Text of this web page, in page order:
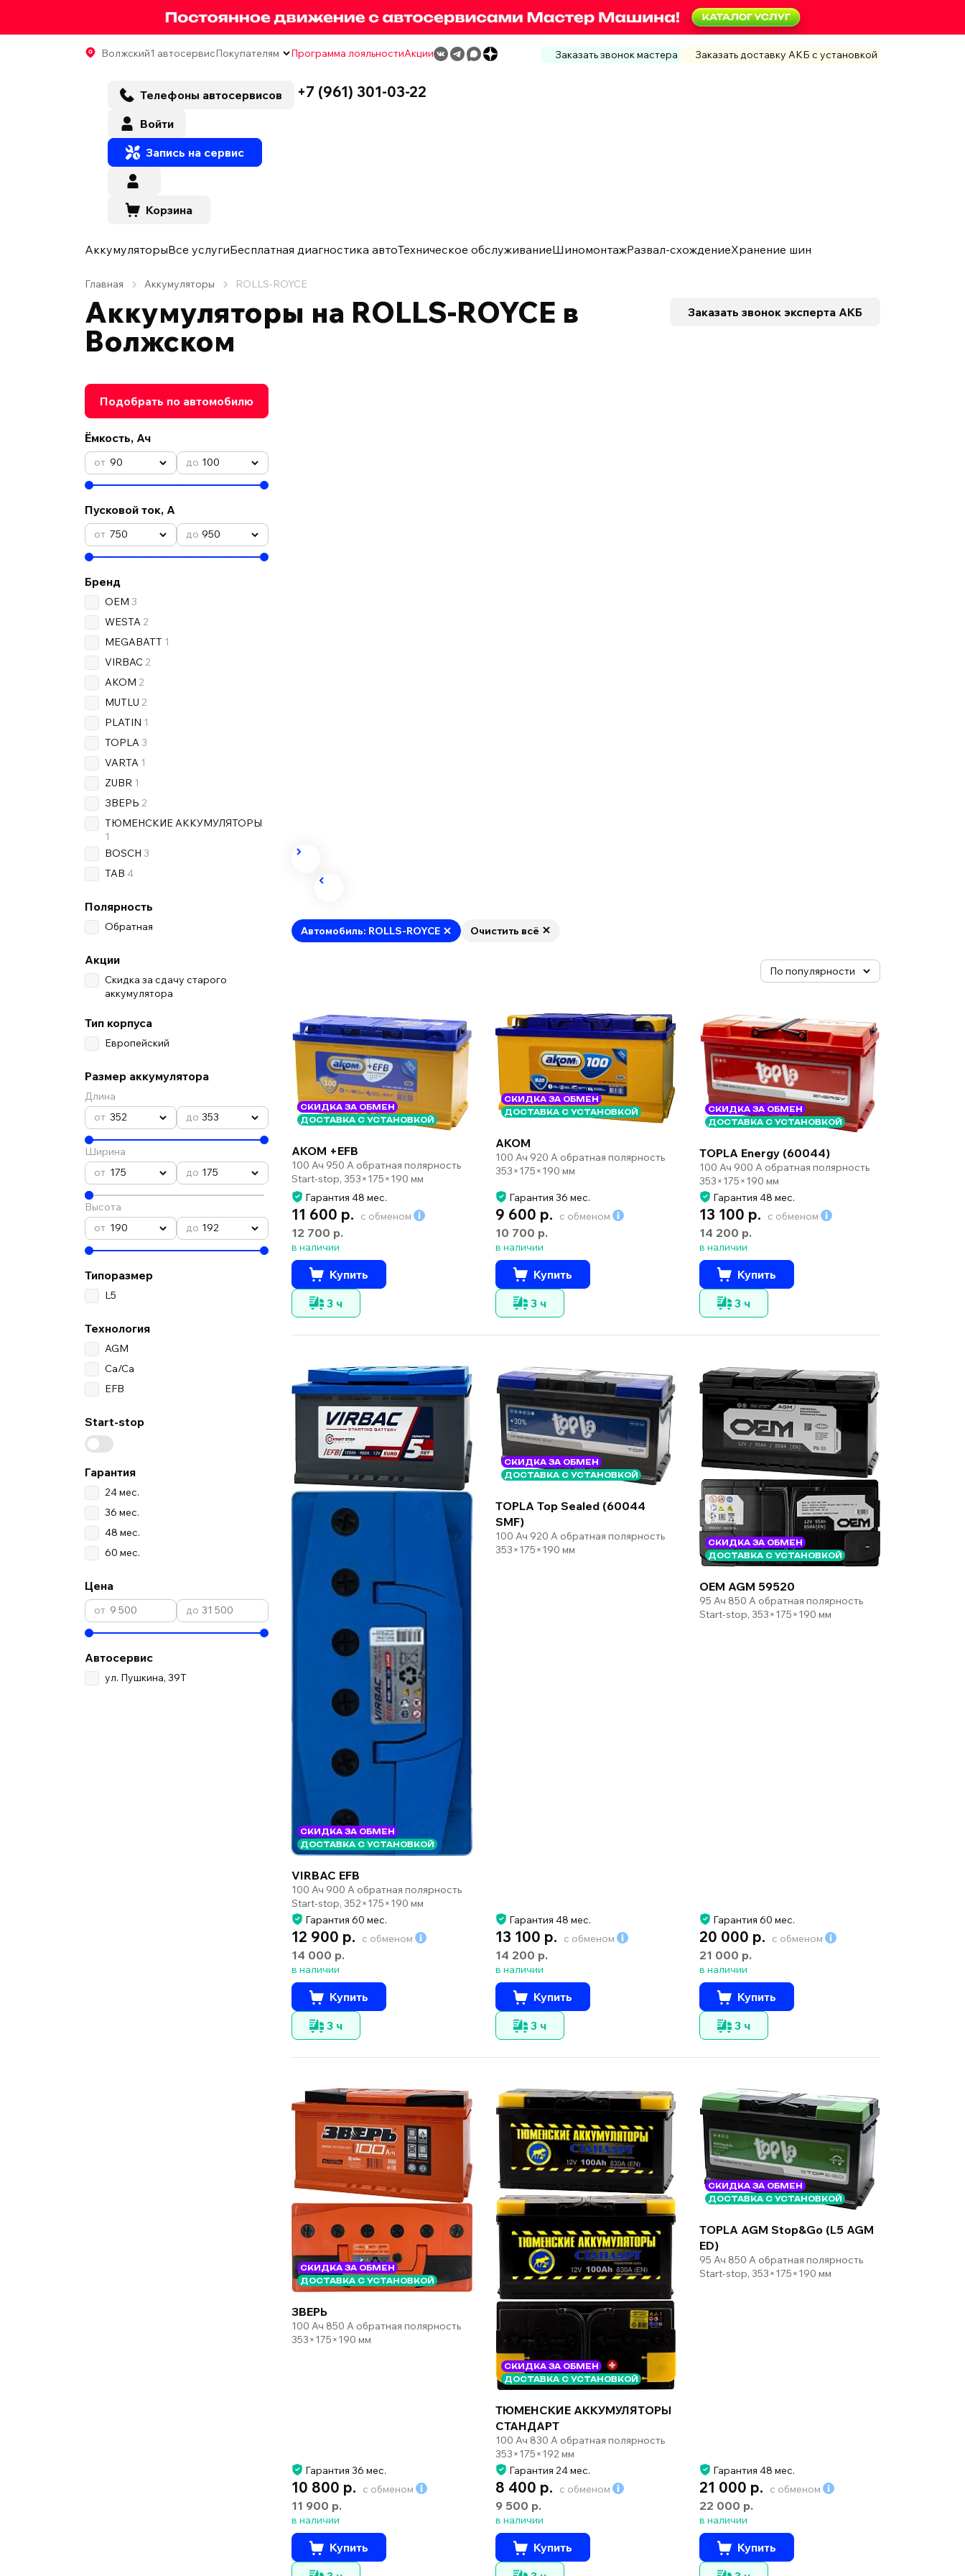
Волжский1 автосервисПокупателям Программа лояльностиАкции Заказать звонок мастера Заказать доставку АКБ с установкой
Телефоны автосервисов +7 (961) 301-03-22
Войти
Запись на сервис
Корзина
АккумуляторыВсе услугиБесплатная диагностика автоТехническое обслуживаниеШиномонтажРазвал-схождениеХранение шин
Главная Аккумуляторы ROLLS-ROYCE
Аккумуляторы на ROLLS-ROYCE в
Волжском
Заказать звонок эксперта АКБ
Подобрать по автомобилю
Ёмкость, Ач
90 100
Пусковой ток, А
750 950
Бренд
OEM 3
WESTA 2
MEGABATT 1
VIRBAC 2
AKOM 2
MUTLU 2
PLATIN 1
TOPLA 3
VARTA 1
ZUBR 1
ЗВЕРЬ 2
ТЮМЕНСКИЕ АККУМУЛЯТОРЫ
1
BOSCH 3
TAB 4
Полярность
Обратная
Акции
Скидка за сдачу старого
аккумулятора
Тип корпуса
Европейский
Размер аккумулятора
Длина
352
353
Ширина
175
175
Высота
190
192
Типоразмер
L5
Технология
AGM
Ca/Ca
EFB
Start-stop
Гарантия
24 мес.
36 мес.
48 мес.
60 мес.
Цена
Автосервис
ул. Пушкина, 39Т
Автомобиль: ROLLS-ROYCE Очистить всё
СКИДКА ЗА ОБМЕН
ДОСТАВКА С УСТАНОВКОЙ
AKOM +EFB
100 Ач 950 А обратная полярность
Start-stop, 353×175×190 мм
Гарантия 48 мес.
11 600 р. с обменом
12 700 р.
в наличии
Купить
3 ч
СКИДКА ЗА ОБМЕН
ДОСТАВКА С УСТАНОВКОЙ
AKOM
100 Ач 920 А обратная полярность
353×175×190 мм
Гарантия 36 мес.
9 600 р. с обменом
10 700 р.
в наличии
Купить
3 ч
СКИДКА ЗА ОБМЕН
ДОСТАВКА С УСТАНОВКОЙ
TOPLA Energy (60044)
100 Ач 900 А обратная полярность
353×175×190 мм
Гарантия 48 мес.
13 100 р. с обменом
14 200 р.
в наличии
Купить
3 ч
СКИДКА ЗА ОБМЕН
ДОСТАВКА С УСТАНОВКОЙ
VIRBAC EFB
100 Ач 900 А обратная полярность
Start-stop, 352×175×190 мм
Гарантия 60 мес.
12 900 р. с обменом
14 000 р.
в наличии
Купить
3 ч
СКИДКА ЗА ОБМЕН
ДОСТАВКА С УСТАНОВКОЙ
TOPLA Top Sealed (60044
SMF)
100 Ач 920 А обратная полярность
353×175×190 мм
Гарантия 48 мес.
13 100 р. с обменом
14 200 р.
в наличии
Купить
3 ч
СКИДКА ЗА ОБМЕН
ДОСТАВКА С УСТАНОВКОЙ
OEM AGM 59520
95 Ач 850 А обратная полярность
Start-stop, 353×175×190 мм
Гарантия 60 мес.
20 000 р. с обменом
21 000 р.
в наличии
Купить
3 ч
СКИДКА ЗА ОБМЕН
ДОСТАВКА С УСТАНОВКОЙ
ЗВЕРЬ
100 Ач 850 А обратная полярность
353×175×190 мм
Гарантия 36 мес.
10 800 р. с обменом
11 900 р.
в наличии
Купить
СКИДКА ЗА ОБМЕН
ДОСТАВКА С УСТАНОВКОЙ
ТЮМЕНСКИЕ АККУМУЛЯТОРЫ
СТАНДАРТ
100 Ач 830 А обратная полярность
353×175×192 мм
Гарантия 24 мес.
8 400 р. с обменом
9 500 р.
в наличии
Купить
СКИДКА ЗА ОБМЕН
ДОСТАВКА С УСТАНОВКОЙ
TOPLA AGM Stop&Go (L5 AGM
ED)
95 Ач 850 А обратная полярность
Start-stop, 353×175×190 мм
Гарантия 48 мес.
21 000 р. с обменом
22 000 р.
в наличии
Купить